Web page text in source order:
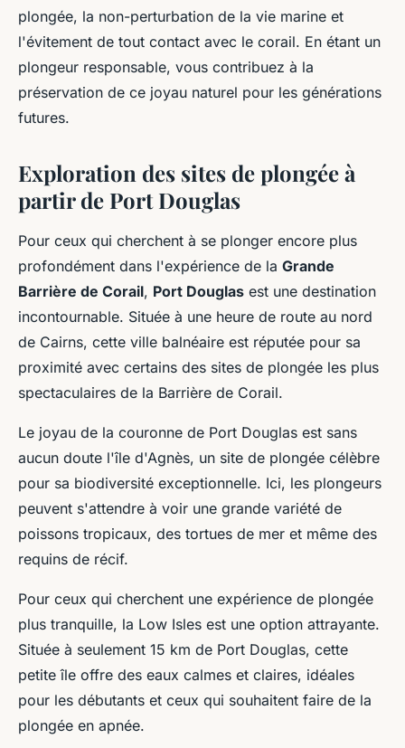
plongée, la non-perturbation de la vie marine et
l'évitement de tout contact avec le corail. En étant un
plongeur responsable, vous contribuez à la
préservation de ce joyau naturel pour les générations
futures.
Exploration des sites de plongée à
partir de Port Douglas
Pour ceux qui cherchent à se plonger encore plus
profondément dans l'expérience de la Grande
Barrière de Corail, Port Douglas est une destination
incontournable. Située à une heure de route au nord
de Cairns, cette ville balnéaire est réputée pour sa
proximité avec certains des sites de plongée les plus
spectaculaires de la Barrière de Corail.
Le joyau de la couronne de Port Douglas est sans
aucun doute l'île d'Agnès, un site de plongée célèbre
pour sa biodiversité exceptionnelle. Ici, les plongeurs
peuvent s'attendre à voir une grande variété de
poissons tropicaux, des tortues de mer et même des
requins de récif.
Pour ceux qui cherchent une expérience de plongée
plus tranquille, la Low Isles est une option attrayante.
Située à seulement 15 km de Port Douglas, cette
petite île offre des eaux calmes et claires, idéales
pour les débutants et ceux qui souhaitent faire de la
plongée en apnée.